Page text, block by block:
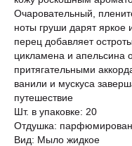
Очаровательный,
ноты груши дарят яркое
перец добавляет
цикламена и апельсина
притягательными
ванили и мускуса
путешествие
Шт. в упаковке: 20
Отдушка:
Вид: Мыло жидкое